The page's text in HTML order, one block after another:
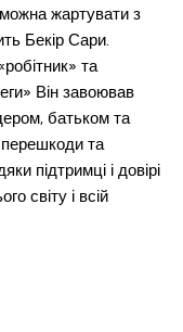
можна жартувати з
Бекір Сари.
та
Він завоював
батьком та
та
підтримці і довірі
світу і всій